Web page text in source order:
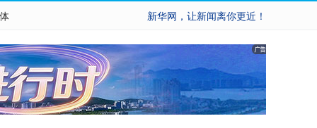
新华网，让新闻离你更近！